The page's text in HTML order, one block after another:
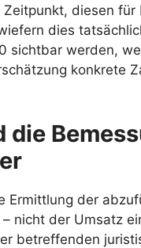
diesen
dies
sichtbar werden,
konkrete
die
Ermittlung der
nicht der Umsatz
betreffenden